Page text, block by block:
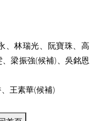
、林瑞光、阮寶珠、高
梁振強(候補)、吳銘恩
王素華(候補)